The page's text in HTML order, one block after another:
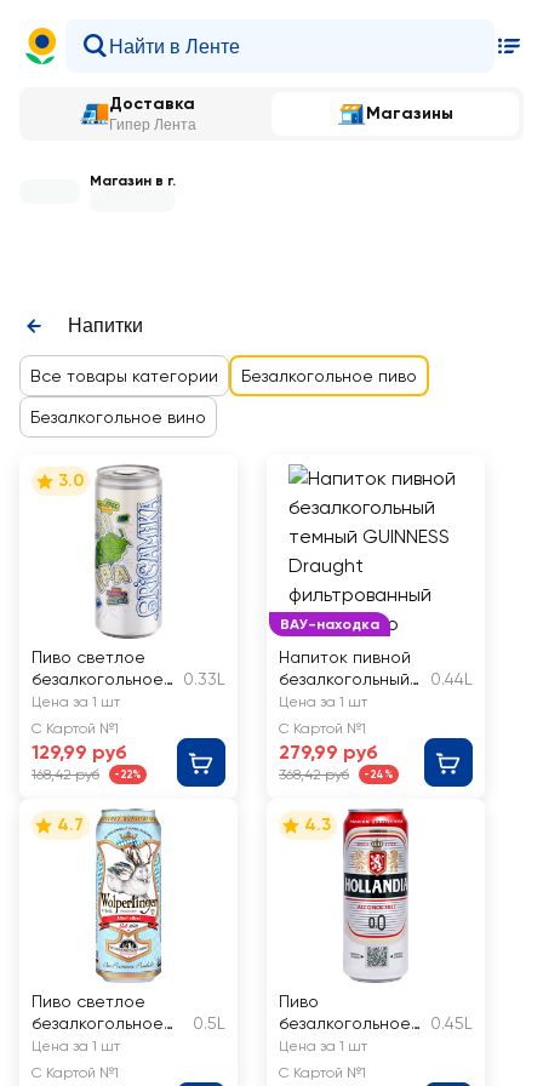
Доставка
Гипер Лента
Магазины
Магазин в г.
Напитки
Все товары категории Безалкогольное пиво
Безалкогольное вино
3.0
Пиво светлое
безалкогольное
ORIGAMIKA
Оригамика ИПА
нефильтрованно
е
непастеризованн
ое
неосветленное
0.33L
Цена за 1 шт
С Картой №1
129,99 руб
168,42 руб -22%
ВАУ-находка
Напиток пивной
безалкогольный
темный GUINNESS
Draught
фильтрованный
0.44л
0.44L
Цена за 1 шт
С Картой №1
279,99 руб
368,42 руб -24%
4.7
Пиво светлое
безалкогольное
WOLPERTINGER
Alkofrei
0.5L
Цена за 1 шт
С Картой №1
4.3
Пиво
безалкогольное
светлое
HOLLANDIA
0.45L
Цена за 1 шт
С Картой №1